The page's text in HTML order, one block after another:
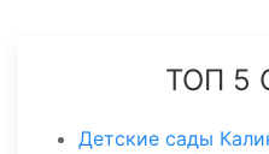
ТОП 5
Детские сады